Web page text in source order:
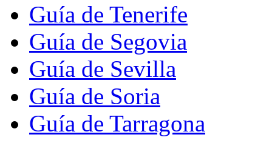
Guía de Tenerife
Guía de Segovia
Guía de Sevilla
Guía de Soria
Guía de Tarragona